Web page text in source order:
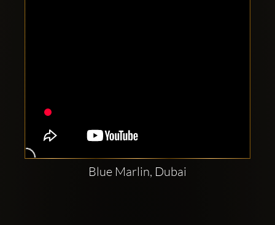
sociala
konton
Blue Marlin, Dubai